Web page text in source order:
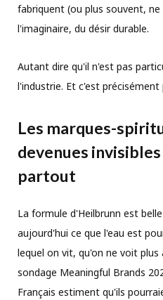
fabriquent (ou plus souvent,
l'imaginaire, du désir durable.
Autant dire qu'il n'est pas
l'industrie. Et c'est
Les marques-
devenues
partout
La formule d'Heilbrunn est
aujourd'hui ce que l'eau est
lequel on vit, qu'on ne voit plus
sondage Meaningful Brands
Français estiment qu'ils